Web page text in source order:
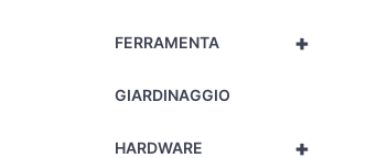
+
FERRAMENTA
GIARDINAGGIO
+
HARDWARE